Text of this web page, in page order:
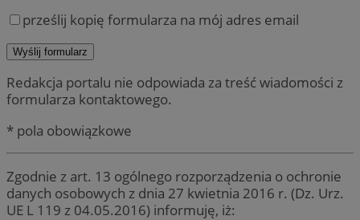
prześlij kopię formularza na mój adres email
Redakcja portalu nie odpowiada za treść wiadomości z
formularza kontaktowego.
* pola obowiązkowe
Zgodnie z art. 13 ogólnego rozporządzenia o ochronie
danych osobowych z dnia 27 kwietnia 2016 r. (Dz. Urz.
UE L 119 z 04.05.2016) informuję, iż: